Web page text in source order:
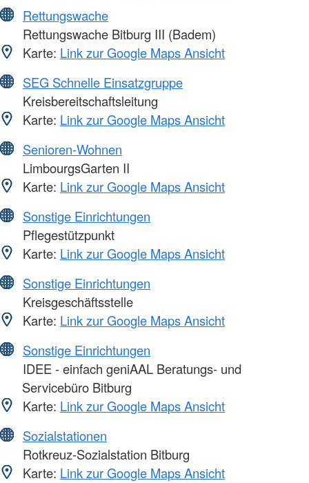
Rettungswache
Rettungswache Bitburg III (Badem)
Karte: Link zur Google Maps Ansicht
SEG Schnelle Einsatzgruppe
Kreisbereitschaftsleitung
Karte: Link zur Google Maps Ansicht
Senioren-Wohnen
LimbourgsGarten II
Karte: Link zur Google Maps Ansicht
Sonstige Einrichtungen
Pflegestützpunkt
Karte: Link zur Google Maps Ansicht
Sonstige Einrichtungen
Kreisgeschäftsstelle
Karte: Link zur Google Maps Ansicht
Sonstige Einrichtungen
IDEE - einfach geniAAL Beratungs- und
Servicebüro Bitburg
Karte: Link zur Google Maps Ansicht
Sozialstationen
Rotkreuz-Sozialstation Bitburg
Karte: Link zur Google Maps Ansicht